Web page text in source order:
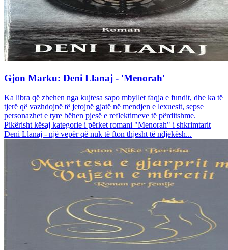
Gjon Marku: Deni Llanaj - 'Menorah'
Ka libra që zbehen nga kujtesa sapo mbyllet faqja e fundit, dhe ka të
tjerë që vazhdojnë të jetojnë gjatë në mendjen e lexuesit, sepse
personazhet e tyre bëhen pjesë e reflektimeve të përditshme.
Pikërisht kësaj kategorie i përket romani "Menorah" i shkrimtarit
Deni Llanaj - një vepër që nuk të fton thjesht të ndjekësh...